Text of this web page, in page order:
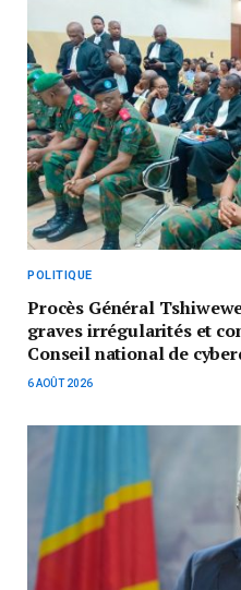
POLITIQUE
Procès Général
graves irrégularités et
Conseil national de
6 AOÛT 2026